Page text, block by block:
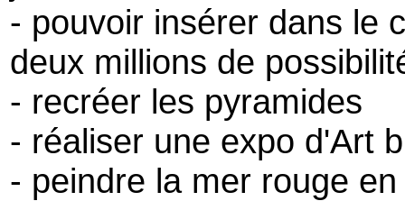
- pouvoir insérer dans le
deux millions de
- recréer les pyramides
- réaliser une expo d'Art
- peindre la mer rouge